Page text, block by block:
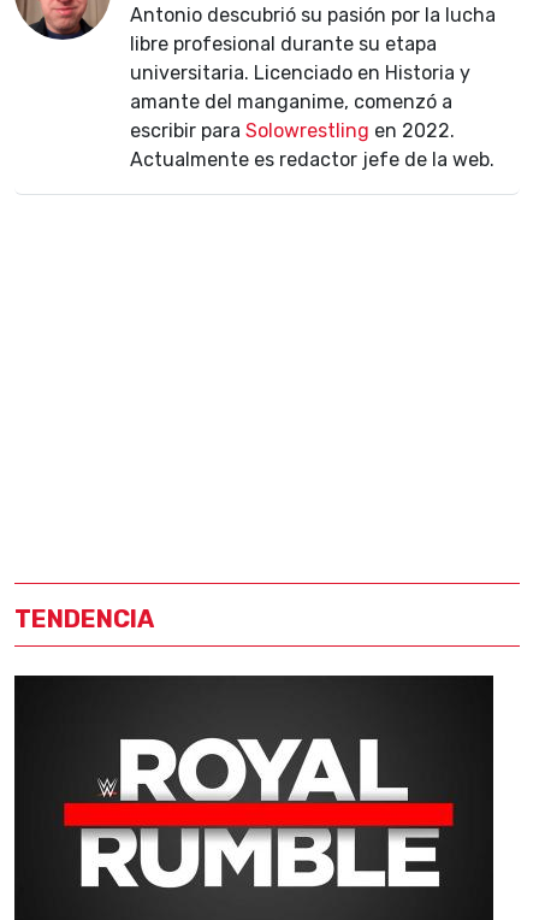
Antonio descubrió su pasión por la lucha
libre profesional durante su etapa
universitaria. Licenciado en Historia y
amante del manganime, comenzó a
escribir para Solowrestling en 2022.
Actualmente es redactor jefe de la web.
TENDENCIA